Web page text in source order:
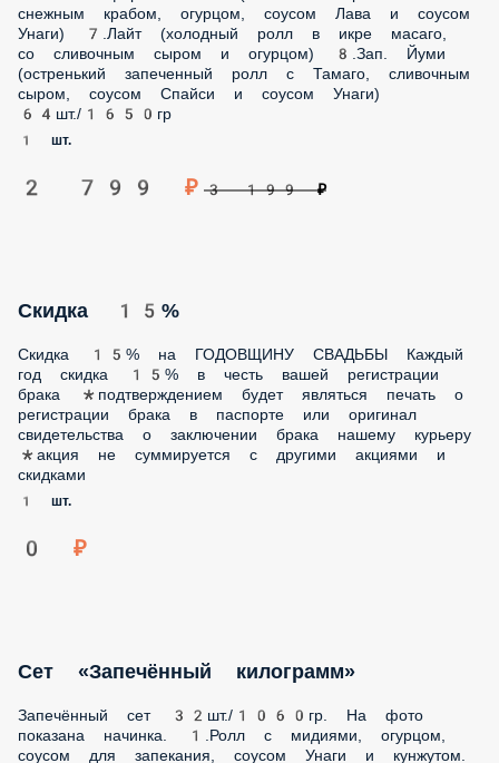
1 шт.
2 799 ₽ 3 199 ₽
Скидка 15%
курьеру *акция не суммируется с другими акциями и
скидками
1 шт.
0 ₽
Унаги и кунжутом. 4. Ролл с копчёной курочкой, огурцом,
соусом для запекания, соусом Унаги и кунжутом.
1 шт.